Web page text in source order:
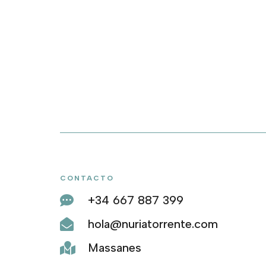
CONTACTO
 +34 667 887 399
 hola@nuriatorrente.com
 Massanes